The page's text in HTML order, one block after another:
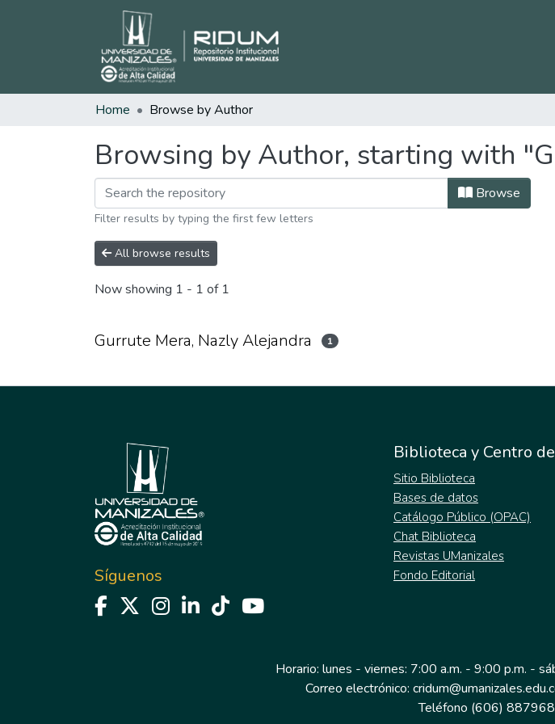
Home Browse by Author
Browsing by Author, starting with
Browse
Filter results by typing the first few letters
All browse results
Now showing 1 - 1 of 1
Gurrute Mera, Nazly Alejandra 1
Síguenos
Biblioteca y Centro
Sitio Biblioteca
Bases de datos
Catálogo Público (OPAC)
Chat Biblioteca
Revistas UManizales
Fondo Editorial
Horario: lunes - viernes: 7:00 a.m. - 9:00 p.m. -
Correo electrónico:
Teléfono (606)